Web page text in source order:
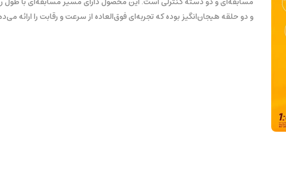
و دو حلقه هیجان‌انگیز بوده که تجربه‌ای فوق‌العاده از سرعت و رقابت را ارائه